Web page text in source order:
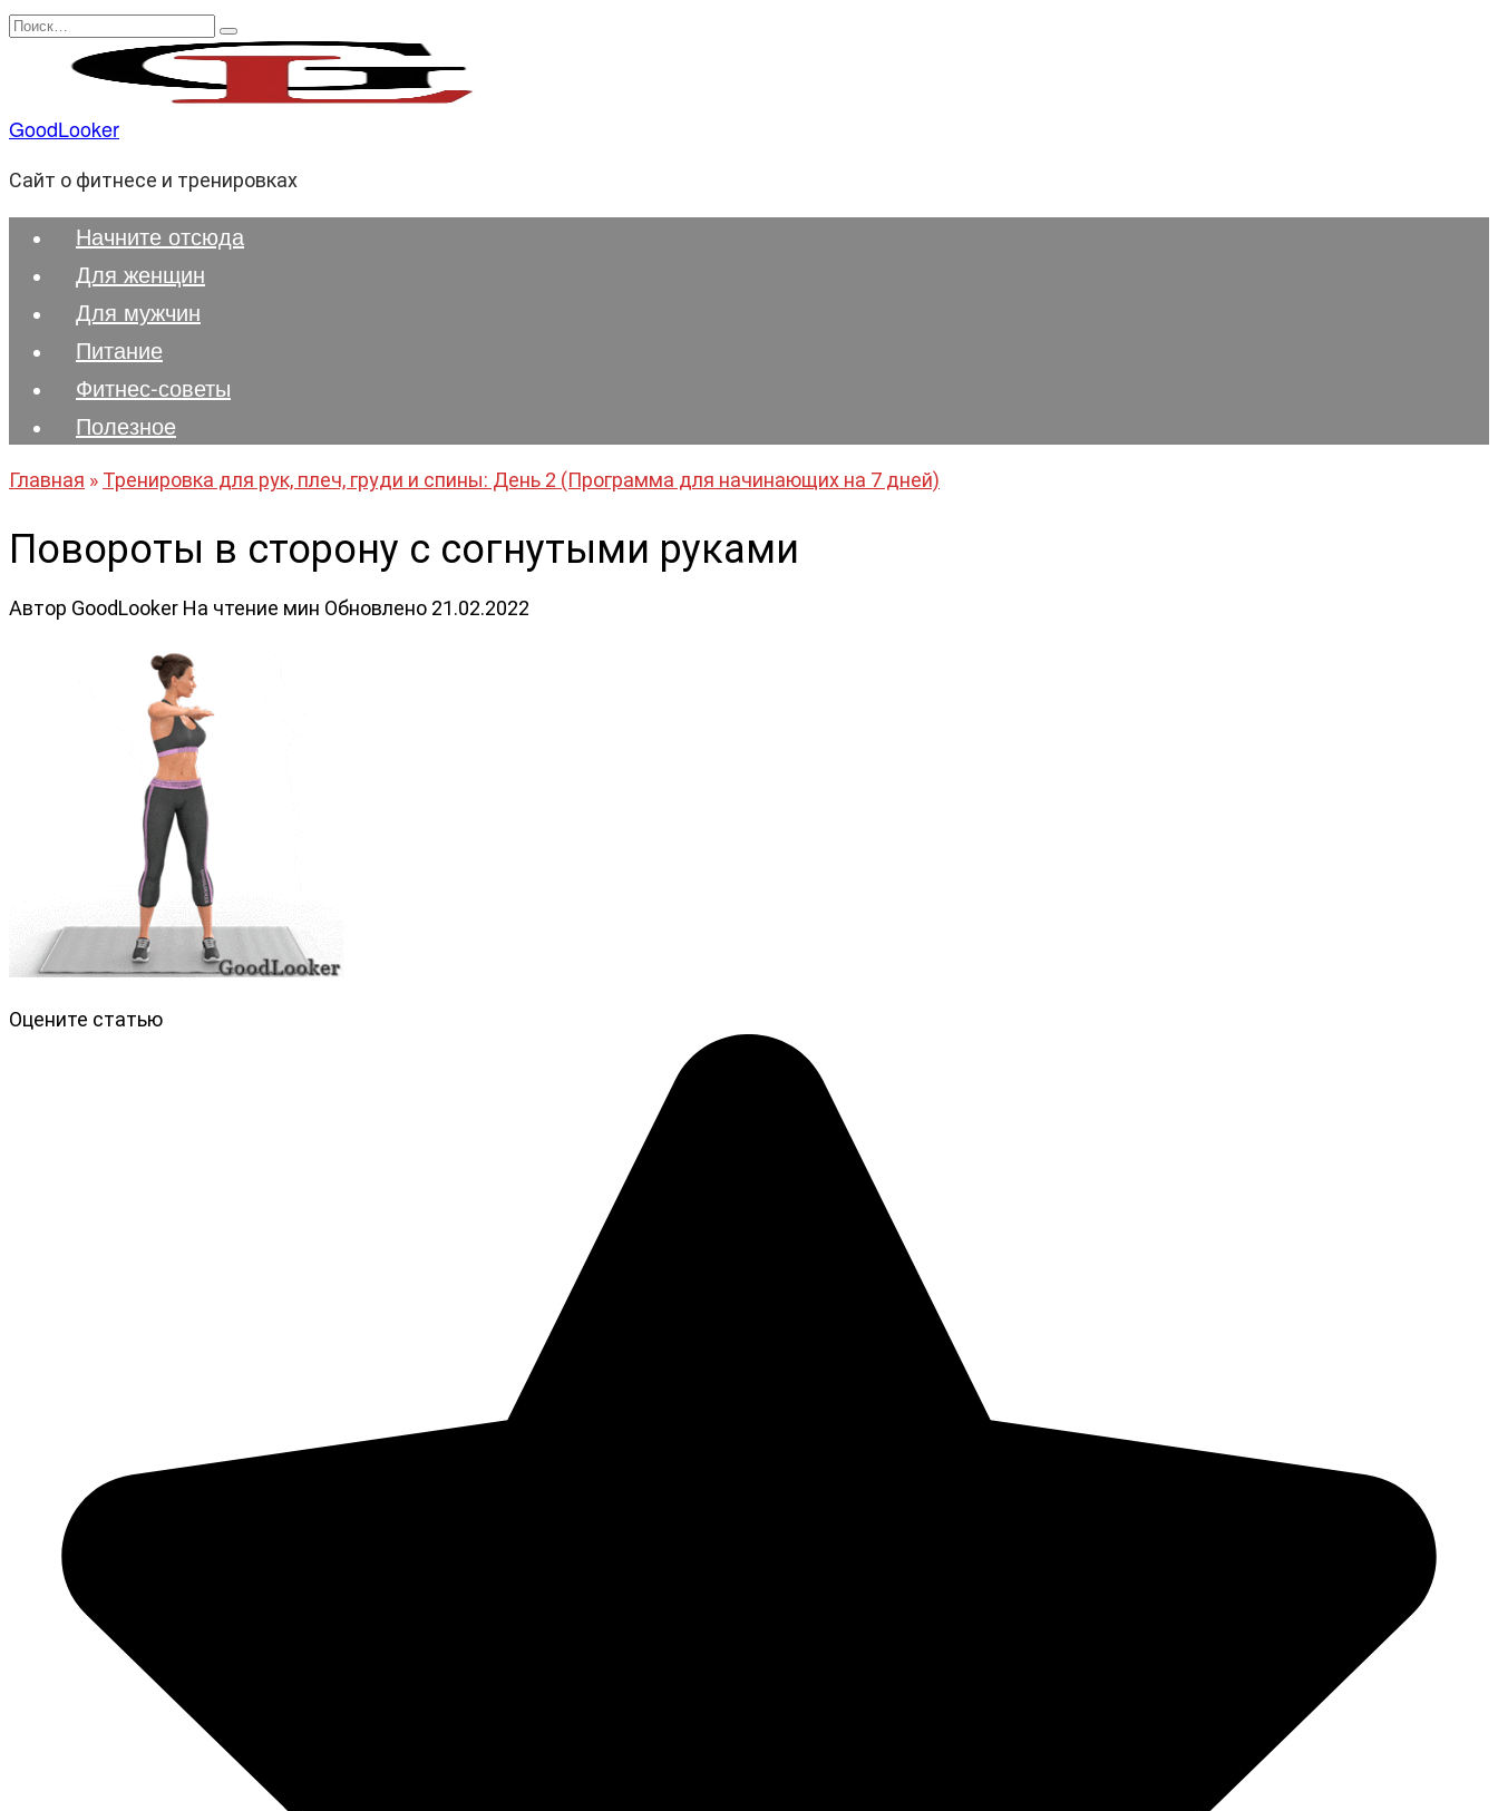
Перейти
содержанию
Search
GoodLooker
Сайт о фитнесе и тренировках
Начните отсюда
Для женщин
Для мужчин
Питание
Фитнес-советы
Полезноe
Главная » Тренировка для рук, плеч, груди и спины: День 2 (Программа для начинающих на 7 дней)
Повороты в сторону с согнутыми руками
Автор GoodLooker На чтение мин Обновлено 21.02.2022
Оцените статью